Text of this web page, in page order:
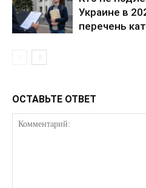
Украине в
перечень
ОСТАВЬТЕ ОТВЕТ